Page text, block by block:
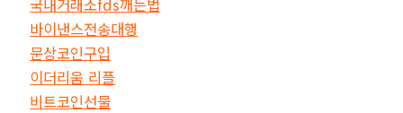
국내거래소fds깨는법
바이낸스전송대행
문상코인구입
이더리움 리플
비트코인선물